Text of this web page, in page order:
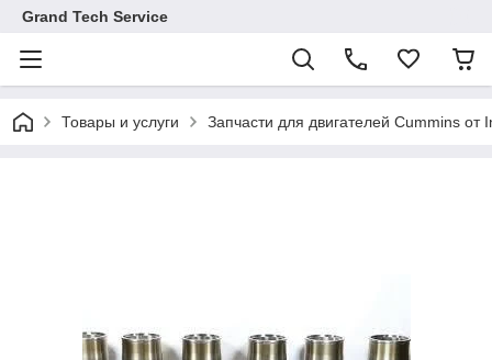
Grand Tech Service
Товары и услуги Запчасти для двигателей Cummins от